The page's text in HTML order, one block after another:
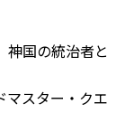
神国の統治者と
マスター・クエ